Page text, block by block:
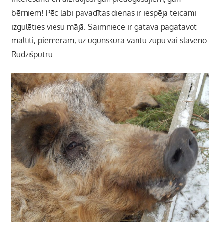
bērniem! Pēc labi pavadītas dienas ir iespēja teicami
izgulēties viesu mājā. Saimniece ir gatava pagatavot
maltīti, piemēram, uz ugunskura vārītu zupu vai slaveno
Rudzīšputru.